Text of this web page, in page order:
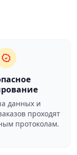
данных и
проходят
протоколам.